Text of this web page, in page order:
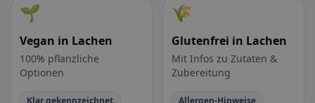
🌱
Vegan in Lachen
100% pflanzliche
Optionen
🌾
Glutenfrei in Lachen
Mit Infos zu Zutaten &
Zubereitung